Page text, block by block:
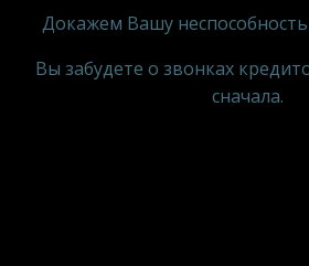
Докажем Вашу
Вы забудете о звонках
сначала.